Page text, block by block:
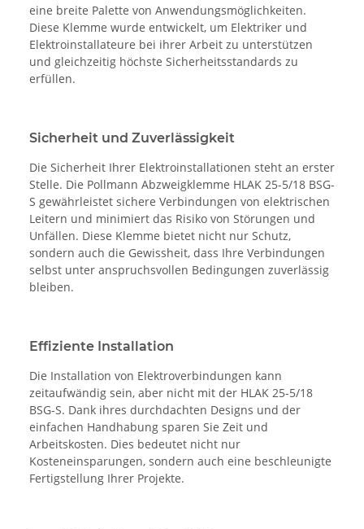
eine breite Palette von Anwendungsmöglichkeiten.
Diese Klemme wurde entwickelt, um Elektriker und
Elektroinstallateure bei ihrer Arbeit zu unterstützen
und gleichzeitig höchste Sicherheitsstandards zu
erfüllen.
Sicherheit und Zuverlässigkeit
Die Sicherheit Ihrer Elektroinstallationen steht an erster
Stelle. Die Pollmann Abzweigklemme HLAK 25-5/18 BSG-
S gewährleistet sichere Verbindungen von elektrischen
Leitern und minimiert das Risiko von Störungen und
Unfällen. Diese Klemme bietet nicht nur Schutz,
sondern auch die Gewissheit, dass Ihre Verbindungen
selbst unter anspruchsvollen Bedingungen zuverlässig
bleiben.
Effiziente Installation
Die Installation von Elektroverbindungen kann
zeitaufwändig sein, aber nicht mit der HLAK 25-5/18
BSG-S. Dank ihres durchdachten Designs und der
einfachen Handhabung sparen Sie Zeit und
Arbeitskosten. Dies bedeutet nicht nur
Kosteneinsparungen, sondern auch eine beschleunigte
Fertigstellung Ihrer Projekte.